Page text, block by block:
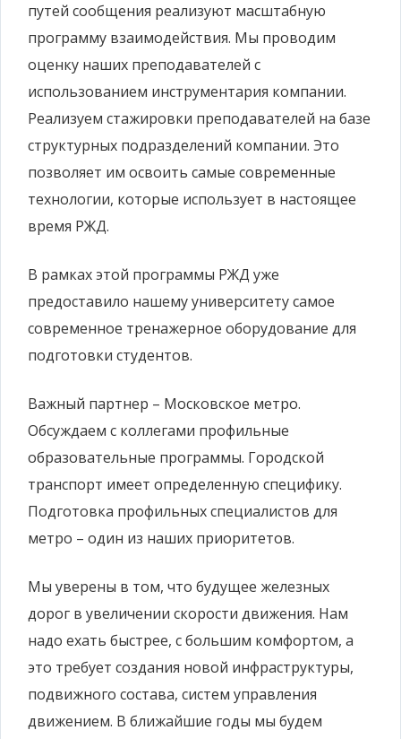
путей сообщения реализуют масштабную
программу взаимодействия. Мы проводим
оценку наших преподавателей с
использованием инструментария компании.
Реализуем стажировки преподавателей на базе
структурных подразделений компании. Это
позволяет им освоить самые современные
технологии, которые использует в настоящее
время РЖД.
В рамках этой программы РЖД уже
предоставило нашему университету самое
современное тренажерное оборудование для
подготовки студентов.
Важный партнер – Московское метро.
Обсуждаем с коллегами профильные
образовательные программы. Городской
транспорт имеет определенную специфику.
Подготовка профильных специалистов для
метро – один из наших приоритетов.
Мы уверены в том, что будущее железных
дорог в увеличении скорости движения. Нам
надо ехать быстрее, с большим комфортом, а
это требует создания новой инфраструктуры,
подвижного состава, систем управления
движением. В ближайшие годы мы будем